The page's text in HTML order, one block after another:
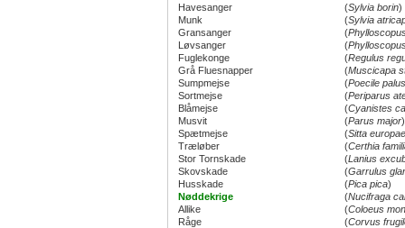
Havesanger
(Sylvia borin)
Munk
(Sylvia
Gransanger
(
Løvsanger
(
Fuglekonge
(Regulus
Grå Fluesnapper
(Muscicapa
Sumpmejse
(Poecile
Sortmejse
(Periparus
Blåmejse
(Cyanistes
Musvit
(Parus major)
Spætmejse
(Sitta
Træløber
(Certhia
Stor Tornskade
(Lanius
Skovskade
(Garrulus
Husskade
(Pica pica)
Nøddekrige
(Nucifraga
Allike
(Coloeus
Råge
(Corvus